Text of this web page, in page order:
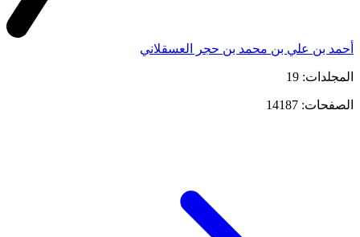
أحمد بن علي بن محمد بن حجر العسقلاني
المجلدات: 19
الصفحات: 14187